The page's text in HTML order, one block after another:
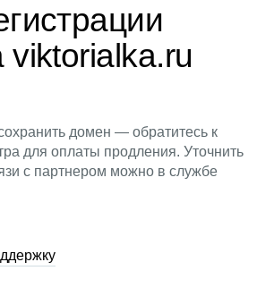
домен — обратитесь к
для оплаты продления. Уточнить
с партнером можно в службе